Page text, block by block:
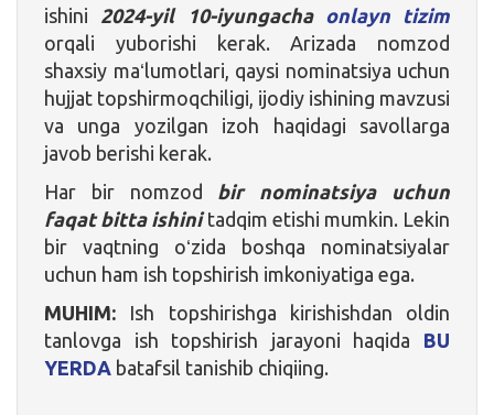
ishini 2024-yil 10-iyungacha
onlayn tizim
orqali yuborishi kerak. Arizada nomzod
shaxsiy maʻlumotlari, qaysi nominatsiya uchun
hujjat topshirmoqchiligi, ijodiy ishining mavzusi
va unga yozilgan izoh haqidagi savollarga
javob berishi kerak.
Har bir nomzod bir nominatsiya uchun
faqat bitta ishinitadqim etishi mumkin. Lekin
bir vaqtning oʻzida boshqa nominatsiyalar
uchun ham ish topshirish imkoniyatiga ega.
MUHIM: Ish topshirishga kirishishdan oldin
tanlovga ish topshirish jarayoni haqida BU
YERDA batafsil tanishib chiqiing.